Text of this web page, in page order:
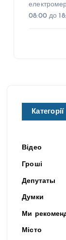
08:00 до
Категорії
Відео
Гроші
Депутаты
Думки
Ми
Місто